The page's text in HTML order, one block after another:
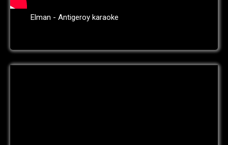
Elman - Antigeroy karaoke